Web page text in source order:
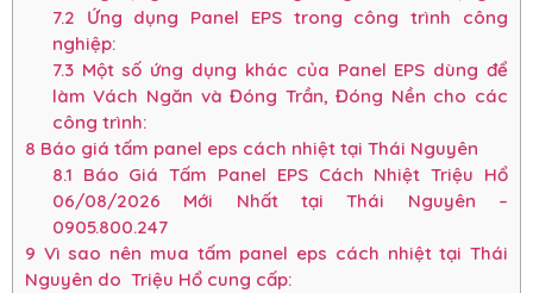
7.2 Ứng dụng Panel EPS trong công trình công
nghiệp:
7.3Một số ứng dụng khác của Panel EPS dùng để
làm Vách Ngăn và Đóng Trần, Đóng Nền cho các
công trình:
8 Báo giá tấm panel eps cách nhiệt tại Thái Nguyên
8.1 Báo Giá Tấm Panel EPS Cách Nhiệt Triệu Hổ
06/08/2026 Mới Nhất tại Thái Nguyên –
0905.800.247
9 Vì sao nên mua tấm panel eps cách nhiệt tại Thái
Nguyên do Triệu Hổ cung cấp: